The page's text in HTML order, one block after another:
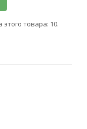
товара: 10.